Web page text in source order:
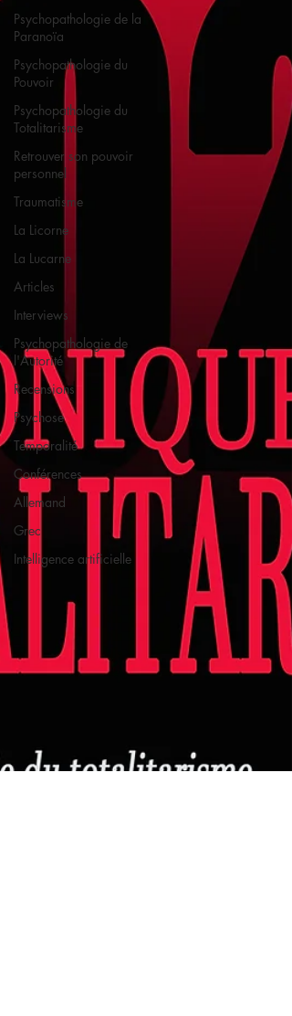
Psychopathologie de la
Paranoïa
Psychopathologie du
Pouvoir
Psychopathologie du
Totalitarisme
Retrouver son pouvoir
personnel
Traumatisme
La Licorne
La Lucarne
Articles
Interviews
Psychopathologie de
l'Autorité
Recensions
Psychose
Temporalité
Conférences
Allemand
Grec
Intelligence artificielle